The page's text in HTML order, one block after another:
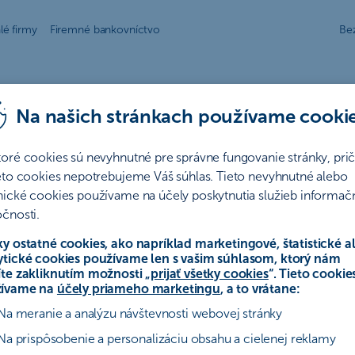
Na našich stránkach používame
cookies sú nevyhnutné pre správne fungovanie stránky,
cookies nepotrebujeme Váš súhlas. Tieto nevyhnutné alebo
cookies používame na účely poskytnutia služieb
ostatné cookies, ako napríklad marketingové, štatistické
cookies používame len s vašim súhlasom, ktorý nám
zakliknutím možnosti „prijať všetky cookies“. Tieto
na účely priameho marketingu, a to vrátane:
meranie a analýzu návštevnosti webovej stránky
prispôsobenie a personalizáciu obsahu a cielenej reklamy
firmy Firemné bankovníctvo
aj rozchod Muska s Trumpom
4 minút
Trhy ovplyvnila
Trumpa zo strany najbohatšieho človeka planéty
rapídne zníženie daní pre Američanov znamenal
ich priateľstva. Doplatili na to akcie spoločnosti
ceny. Akciové trhy sú skúšané aj iným, vážnejším,
prezident – vojnovým konfliktom na Blízkom